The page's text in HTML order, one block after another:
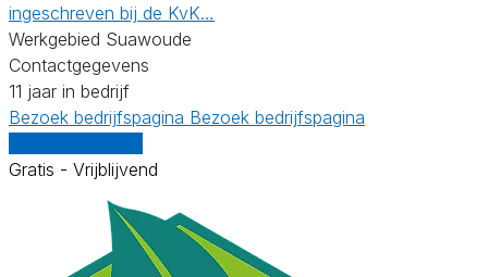
ingeschreven bij de KvK…
Werkgebied Suawoude
Contactgegevens
11 jaar in bedrijf
Bezoek bedrijfspagina Bezoek bedrijfspagina
Gratis - Vrijblijvend